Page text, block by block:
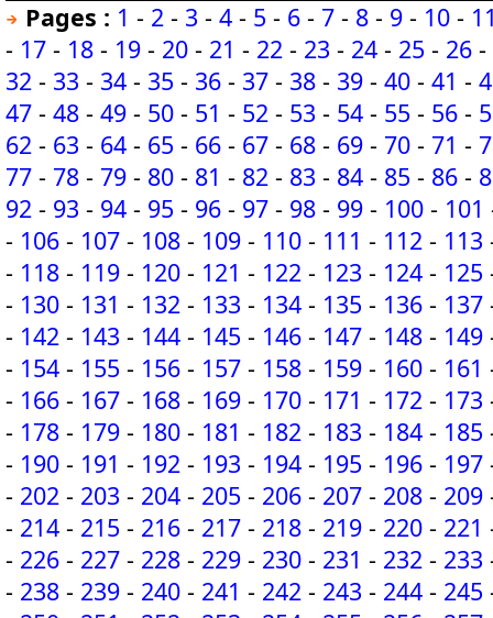
Pages : 1 - 2 - 3 - 4 - 5 - 6 - 7 - 8 - 9 - 10 -
- 17 - 18 - 19 - 20 - 21 - 22 - 23 - 24 - 25 - 26 -
32 - 33 - 34 - 35 - 36 - 37 - 38 - 39 - 40 - 41 -
47 - 48 - 49 - 50 - 51 - 52 - 53 - 54 - 55 - 56 -
62 - 63 - 64 - 65 - 66 - 67 - 68 - 69 - 70 - 71 -
77 - 78 - 79 - 80 - 81 - 82 - 83 - 84 - 85 - 86 -
92 - 93 - 94 - 95 - 96 - 97 - 98 - 99 - 100 - 101
- 106 - 107 - 108 - 109 - 110 - 111 - 112 - 113
- 118 - 119 - 120 - 121 - 122 - 123 - 124 - 125
- 130 - 131 - 132 - 133 - 134 - 135 - 136 - 137
- 142 - 143 - 144 - 145 - 146 - 147 - 148 - 149
- 154 - 155 - 156 - 157 - 158 - 159 - 160 - 161
- 166 - 167 - 168 - 169 - 170 - 171 - 172 - 173
- 178 - 179 - 180 - 181 - 182 - 183 - 184 - 185
- 190 - 191 - 192 - 193 - 194 - 195 - 196 - 197
- 202 - 203 - 204 - 205 - 206 - 207 - 208 - 209
- 214 - 215 - 216 - 217 - 218 - 219 - 220 - 221
- 226 - 227 - 228 - 229 - 230 - 231 - 232 - 233
- 238 - 239 - 240 - 241 - 242 - 243 - 244 - 245